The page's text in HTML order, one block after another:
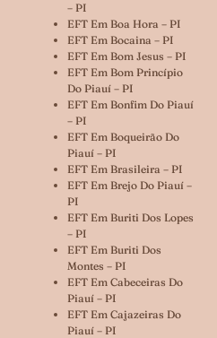
– PI
EFT Em Boa Hora – PI
EFT Em Bocaina – PI
EFT Em Bom Jesus – PI
EFT Em Bom Princípio
Do Piauí – PI
EFT Em Bonfim Do Piauí
– PI
EFT Em Boqueirão Do
Piauí – PI
EFT Em Brasileira – PI
EFT Em Brejo Do Piauí –
PI
EFT Em Buriti Dos Lopes
– PI
EFT Em Buriti Dos
Montes – PI
EFT Em Cabeceiras Do
Piauí – PI
EFT Em Cajazeiras Do
Piauí – PI